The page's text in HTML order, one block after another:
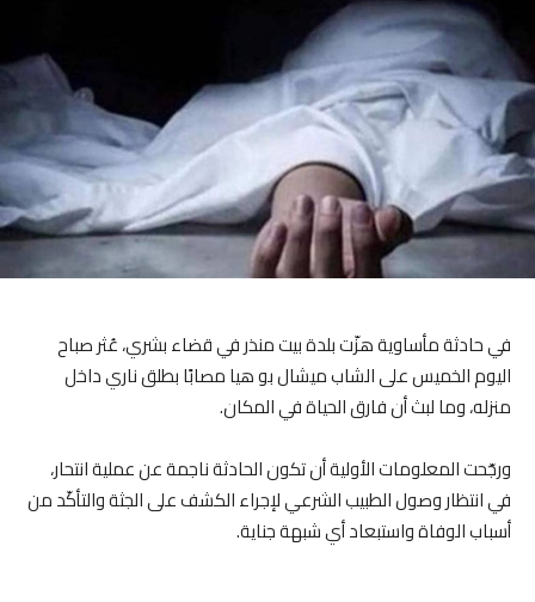
في حادثة مأساوية هزّت بلدة بيت منذر في قضاء بشري، عُثر صباح
اليوم الخميس على الشاب ميشال بو هيا مصابًا بطلق ناري داخل
منزله، وما لبث أن فارق الحياة في المكان.
ورجّحت المعلومات الأولية أن تكون الحادثة ناجمة عن عملية انتحار،
في انتظار وصول الطبيب الشرعي لإجراء الكشف على الجثة والتأكّد من
أسباب الوفاة واستبعاد أي شبهة جناية.